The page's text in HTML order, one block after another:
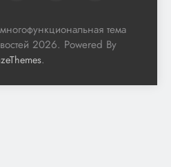
тема
2026. Powered By
.